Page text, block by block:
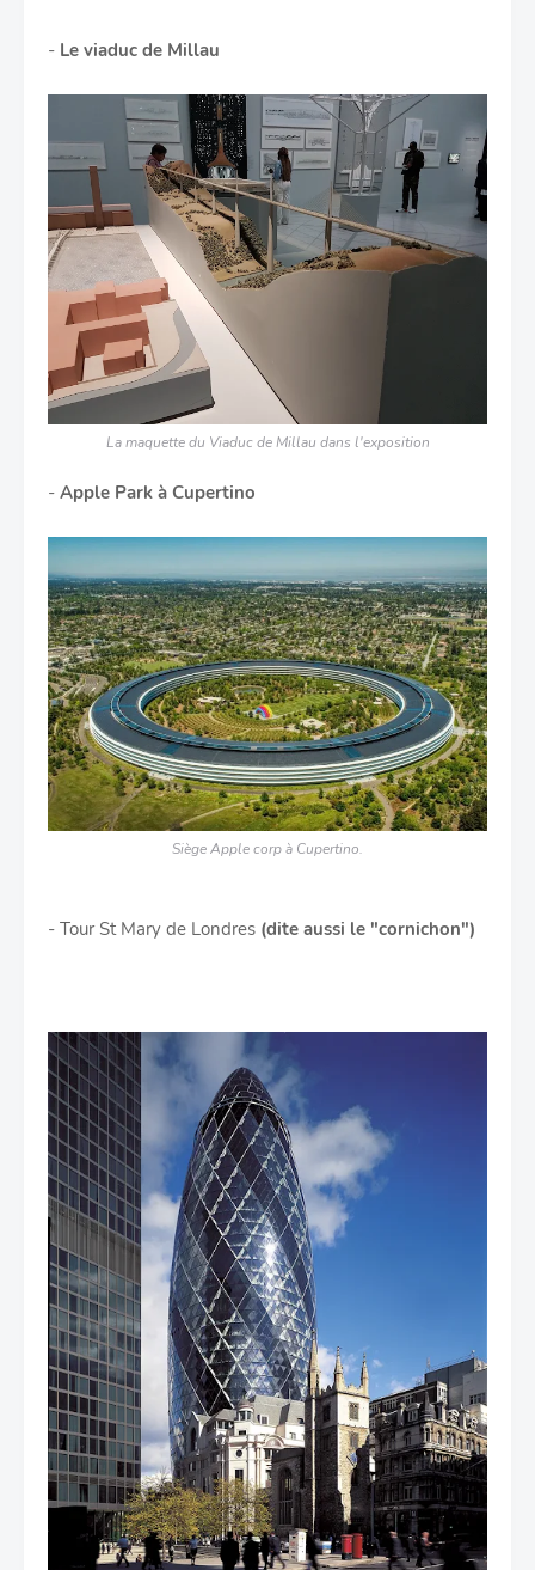
- Le viaduc de Millau
La maquette du Viaduc de Millau dans l'exposition
- Apple Park à Cupertino
Siège Apple corp à Cupertino.
- Tour St Mary de Londres (dite aussi le "cornichon")